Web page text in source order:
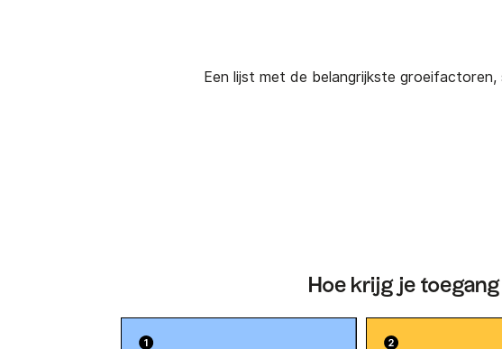
Een lijst met de belangrijkste
Hoe krijg je